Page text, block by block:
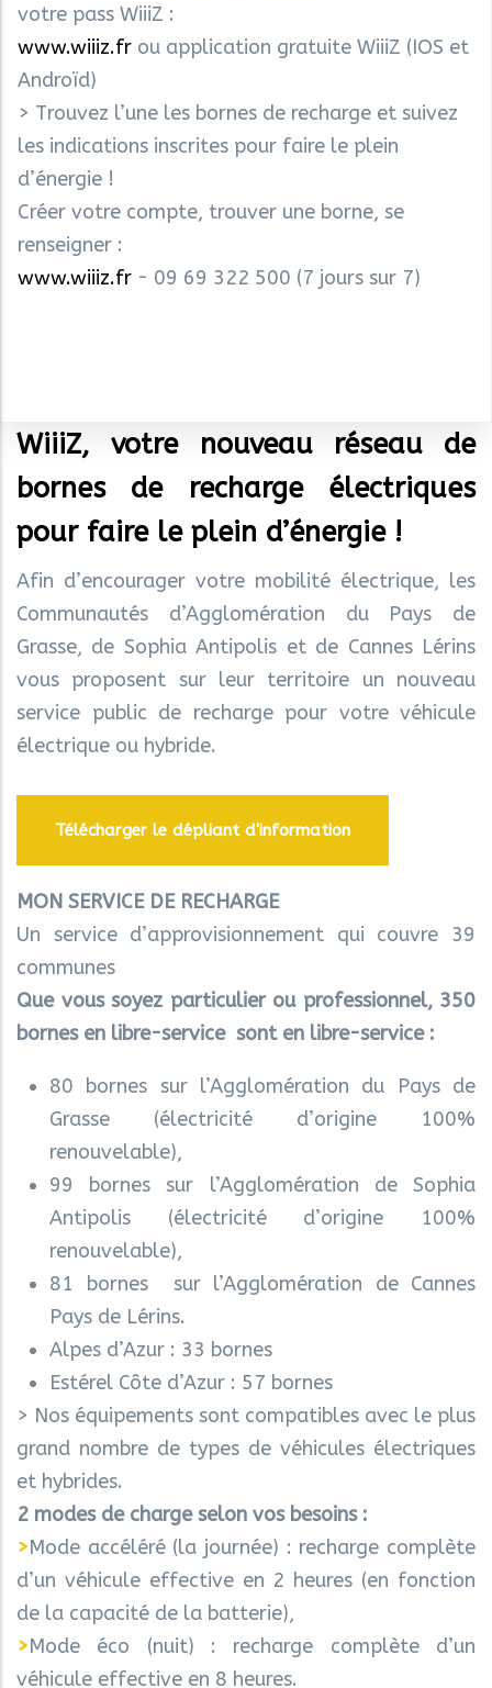
votre pass WiiiZ :
www.wiiiz.fr ou application gratuite WiiiZ (IOS et
Androïd)
> Trouvez l’une les bornes de recharge et suivez
les indications inscrites pour faire le plein
d’énergie !
Créer votre compte, trouver une borne, se
renseigner :
www.wiiiz.fr - 09 69 322 500 (7 jours sur 7)
WiiiZ, votre nouveau réseau de
bornes de recharge électriques
pour faire le plein d’énergie !
Afin d’encourager votre mobilité électrique, les
Communautés d’Agglomération du Pays de
Grasse, de Sophia Antipolis et de Cannes Lérins
vous proposent sur leur territoire un nouveau
service public de recharge pour votre véhicule
électrique ou hybride.
Télécharger le dépliant d'information
MON SERVICE DE RECHARGE
Un service d’approvisionnement qui couvre 39
communes
Que vous soyez particulier ou professionnel, 350
bornes en libre-service sont en libre-service :
80 bornes sur l’Agglomération du Pays de
Grasse (électricité d’origine 100%
renouvelable),
99 bornes sur l’Agglomération de Sophia
Antipolis (électricité d’origine 100%
renouvelable),
81 bornes sur l’Agglomération de Cannes
Pays de Lérins.
Alpes d’Azur : 33 bornes
Estérel Côte d’Azur : 57 bornes
> Nos équipements sont compatibles avec le plus
grand nombre de types de véhicules électriques
et hybrides.
2 modes de charge selon vos besoins :
>Mode accéléré (la journée) : recharge complète
d’un véhicule effective en 2 heures (en fonction
de la capacité de la batterie),
>Mode éco (nuit) : recharge complète d’un
véhicule effective en 8 heures.